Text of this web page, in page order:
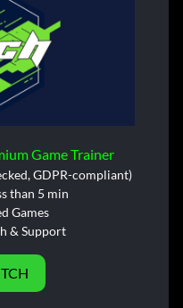
Game Trainer
GDPR-compliant)
than 5 min
Games
& Support